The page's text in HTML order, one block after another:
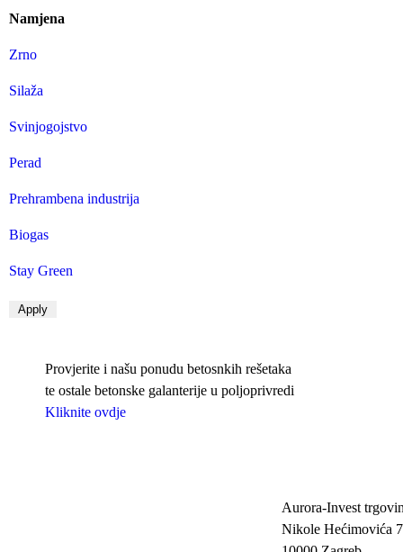
Namjena
Zrno
Silaža
Svinjogojstvo
Perad
Prehrambena industrija
Biogas
Stay Green
Provjerite i našu ponudu betosnkih rešetaka
te ostale betonske galanterije u poljoprivredi
Kliknite ovdje
Aurora-Invest
Nikole Hećimovića 7